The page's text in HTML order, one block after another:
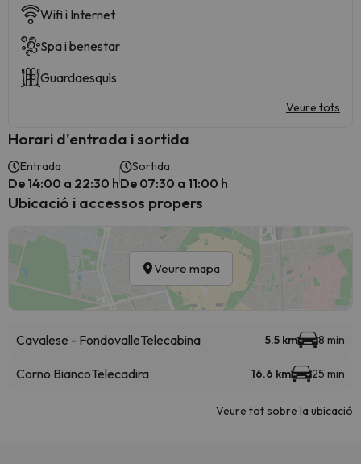
Wifi i Internet
Spa i benestar
Guardaesquís
Veure tots
Horari d'entrada i sortida
Entrada
De 14:00 a 22:30 h
Sortida
De 07:30 a 11:00 h
Ubicació i accessos propers
Veure mapa
Cavalese - FondovalleTelecabina 5.5 km 8 min
Corno BiancoTelecadira 16.6 km 25 min
Veure tot sobre la ubicació